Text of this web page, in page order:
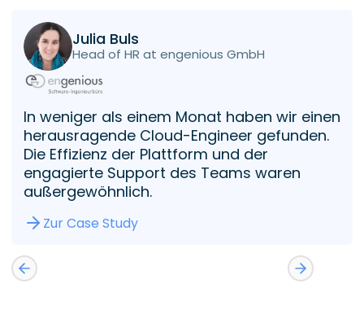
Julia Buls
Head of HR at engenious GmbH
In weniger als einem Monat haben wir einen
herausragende Cloud-Engineer gefunden.
Die Effizienz der Plattform und der
engagierte Support des Teams waren
außergewöhnlich.
Zur Case Study